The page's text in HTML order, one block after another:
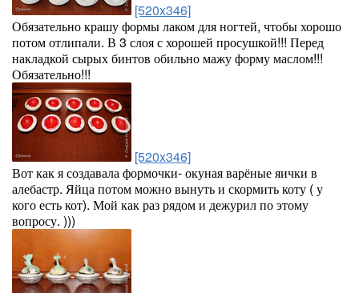
[520x346]
Обязательно крашу формы лаком для ногтей, чтобы хорошо
потом отлипали. В 3 слоя с хорошей просушкой!!! Перед
накладкой сырых бинтов обильно мажу форму маслом!!!
Обязательно!!!
[520x346]
Вот как я создавала формочки- окуная варёные яички в
алебастр. Яйца потом можно вынуть и скормить коту ( у
кого есть кот). Мой как раз рядом и дежурил по этому
вопросу. )))